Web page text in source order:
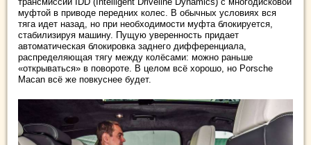
муфтой в приводе передних колес. В обычных условиях вся
тяга идет назад, но при необходимости муфта блокируется,
стабилизируя машину. Пущую уверенность придает
автоматическая блокировка заднего дифференциала,
распределяющая тягу между колёсами: можно раньше
«открываться» в повороте. В целом всё хорошо, но Porsche
Macan всё же повкуснее будет.